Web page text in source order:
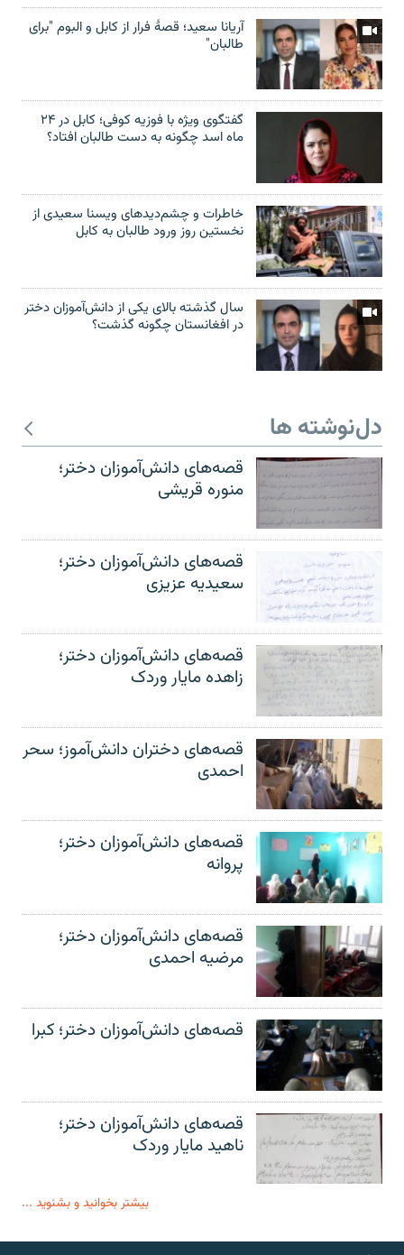
آریانا سعید؛ قصۀ فرار از کابل و البوم "برای
طالبان"
گفتگوی ویژه با فوزیه کوفی؛ کابل در ۲۴
ماه اسد چگونه به دست طالبان افتاد؟
خاطرات و چشم‌دید‌های ویسنا سعیدی از
نخستین روز ورود طالبان به کابل
سال گذشته بالای یکی از دانش‌آموزان دختر
در افغانستان چگونه گذشت؟
دل‌نوشته ها
قصه‌های دانش‌آموزان دختر؛
منوره قریشی
قصه‌های دانش‌آموزان دختر؛
سعیدیه عزیزی
قصه‌های دانش‌آموزان دختر؛
زاهده مایار وردک
قصه‌های دختران دانش‌آموز؛ سحر
احمدی
قصه‌های دانش‌آموزان دختر؛
پروانه
قصه‌های دانش‌آموزان دختر؛
مرضیه احمدی
قصه‌های دانش‌آموزان دختر؛ کبرا
قصه‌های دانش‌آموزان دختر؛
ناهید مایار وردک
بیشتر بخوانید و بشنوید ...